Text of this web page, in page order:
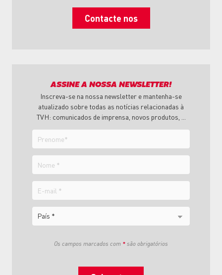
Contacte nos
ASSINE A NOSSA NEWSLETTER!
Inscreva-se na nossa newsletter e mantenha-se
atualizado sobre todas as notícias relacionadas à
TVH: comunicados de imprensa, novos produtos, ...
mail
Os campos marcados com * são obrigatórios